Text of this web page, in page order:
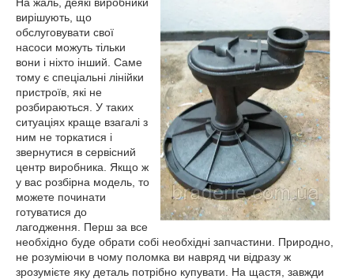
вирішують, що
обслуговувати свої
насоси можуть тільки
вони і ніхто інший. Саме
тому є спеціальні лінійки
пристроїв, які не
розбираються. У таких
ситуаціях краще взагалі з
ним не торкатися і
звернутися в сервісний
центр виробника. Якщо ж
у вас розбірна модель, то
можете починати
готуватися до
лагодження. Перш за все
необхідно буде обрати собі необхідні запчастини. Природно,
не розуміючи в чому поломка ви навряд чи відразу ж
зрозумієте яку деталь потрібно купувати. На щастя, завжди